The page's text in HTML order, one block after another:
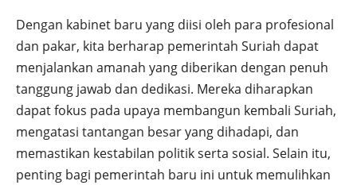
Dengan kabinet baru yang diisi oleh para profesional
dan pakar, kita berharap pemerintah Suriah dapat
menjalankan amanah yang diberikan dengan penuh
tanggung jawab dan dedikasi. Mereka diharapkan
dapat fokus pada upaya membangun kembali Suriah,
mengatasi tantangan besar yang dihadapi, dan
memastikan kestabilan politik serta sosial. Selain itu,
penting bagi pemerintah baru ini untuk memulihkan